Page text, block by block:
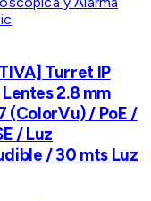
Turret IP
2.8 mm
(ColorVu) / PoE /
/ Luz
/ 30 mts Luz